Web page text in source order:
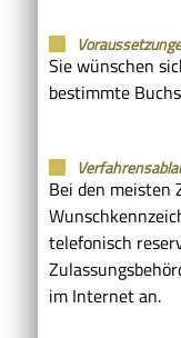
Sie wünschen
bestimmte
Bei den meisten
telefonisch
im Internet an.